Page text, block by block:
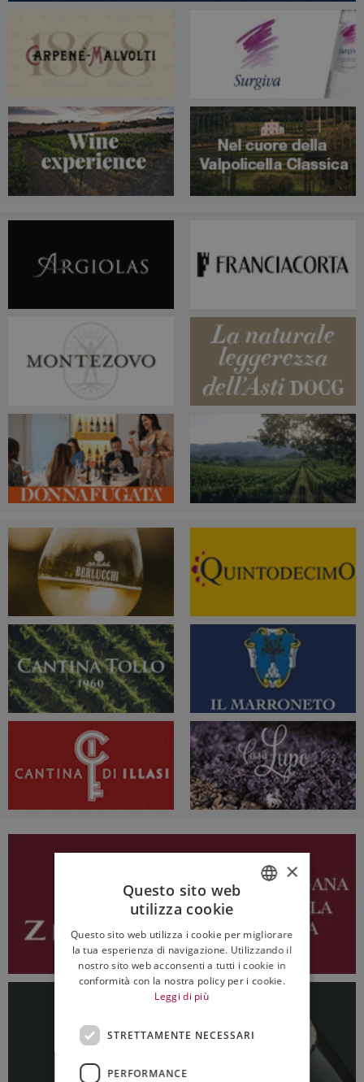
ENGLISH
×
Questo sito web
utilizza cookie
Questo sito web utilizza i cookie per migliorare
la tua esperienza di navigazione. Utilizzando il
nostro sito web acconsenti a tutti i cookie in
conformità con la nostra policy per i cookie.
Leggi di più
STRETTAMENTE NECESSARI
PERFORMANCE